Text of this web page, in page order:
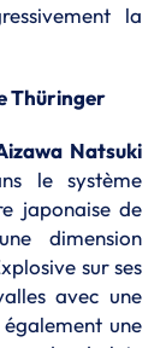
la
Thüringer
Natsuki
le système
japonaise de
dimension
sur ses
avec une
une